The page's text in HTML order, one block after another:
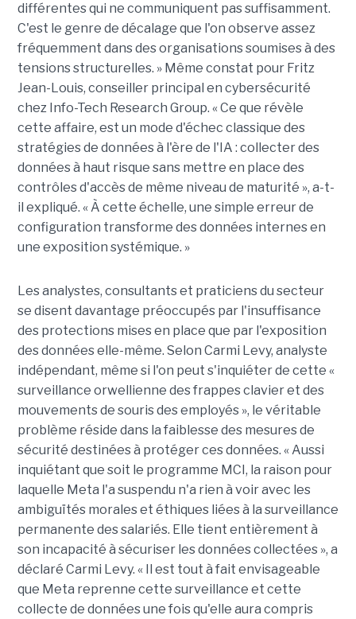
différentes qui ne communiquent pas suffisamment.
C'est le genre de décalage que l'on observe assez
fréquemment dans des organisations soumises à des
tensions structurelles. » Même constat pour Fritz
Jean-Louis, conseiller principal en cybersécurité
chez Info-Tech Research Group. « Ce que révèle
cette affaire, est un mode d'échec classique des
stratégies de données à l'ère de l'IA : collecter des
données à haut risque sans mettre en place des
contrôles d'accès de même niveau de maturité », a-t-
il expliqué. « À cette échelle, une simple erreur de
configuration transforme des données internes en
une exposition systémique. »
Les analystes, consultants et praticiens du secteur
se disent davantage préoccupés par l'insuffisance
des protections mises en place que par l'exposition
des données elle-même. Selon Carmi Levy, analyste
indépendant, même si l'on peut s'inquiéter de cette «
surveillance orwellienne des frappes clavier et des
mouvements de souris des employés », le véritable
problème réside dans la faiblesse des mesures de
sécurité destinées à protéger ces données. « Aussi
inquiétant que soit le programme MCI, la raison pour
laquelle Meta l'a suspendu n'a rien à voir avec les
ambiguïtés morales et éthiques liées à la surveillance
permanente des salariés. Elle tient entièrement à
son incapacité à sécuriser les données collectées », a
déclaré Carmi Levy. « Il est tout à fait envisageable
que Meta reprenne cette surveillance et cette
collecte de données une fois qu'elle aura compris